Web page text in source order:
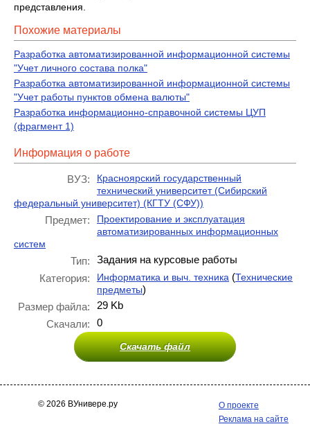
представления.
Похожие материалы
Разработка автоматизированной информационной системы
"Учет личного состава полка"
Разработка автоматизированной информационной системы
"Учет работы пунктов обмена валюты"
Разработка информационно-справочной системы ЦУП
(фрагмент 1)
Информация о работе
ВУЗ:
Красноярский государственный
технический университет (Сибирский
федеральный университет) (КГТУ (СФУ))
Предмет:
Проектирование и эксплуатация
автоматизированных информационных
систем
Тип:
Задания на курсовые работы
Категория:
Информатика и выч. техника (Технические
предметы)
Размер файла:
29 Kb
Скачали:
0
Скачать файл
© 2026 ВУнивере.ру
О проекте
Реклама на сайте